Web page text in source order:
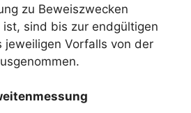
zu Beweiszwecken
sind bis zur endgültigen
jeweiligen Vorfalls von der